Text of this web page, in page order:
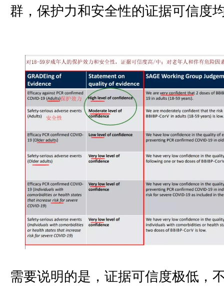
群，保护力和安全性的证据可信度
需要说明的是，证据可信度极低，